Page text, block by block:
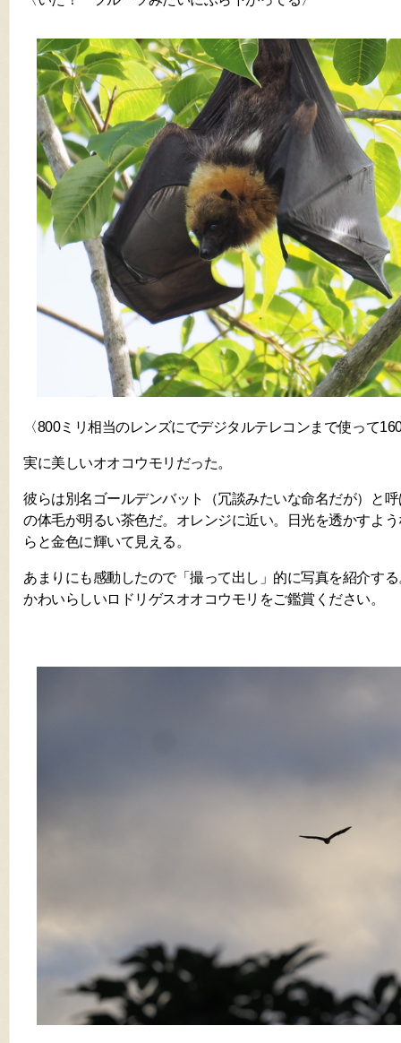
〈800ミリ相当のレンズにでデジタルテレコンまで使って
実に美しいオオコウモリだった。
彼らは別名ゴールデンバット（冗談みたいな命名だが）と
の体毛が明るい茶色だ。オレンジに近い。日光を透かすよ
らと金色に輝いて見える。
あまりにも感動したので「撮って出し」的に写真を紹介す
かわいらしいロドリゲスオオコウモリをご鑑賞ください。